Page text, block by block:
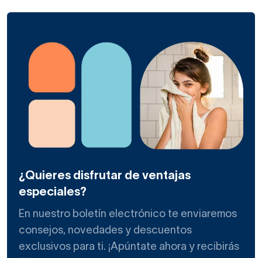
todas. Estas ofrecen una experiencia muy similar a la de un
pequeña.
Los modelos con hidromasaje siempre aportan un plus, ya
que llevan jets o salidas de agua diferentes que
proporcionan agradables masajes y burbujas durante el
baño gracias a la combinación de chorros de aire y
agua. Así, tener una bañera hidromasaje en casa es como
tener un pequeño spa donde podrás relajarte y aliviar las
Por último, son muy solicitadas también las
vintageque recrean los diseños de los baños antiguos. Se
trata de modelos con patas más o menos ornamentadas y
de formas ovaladas.Buscan crear un gran impacto
en espacios de baño de diseño.
¿Quieres disfrutar de ventajas
especiales?
En nuestro boletín electrónico te enviaremos
consejos, novedades y descuentos
exclusivos para ti. ¡Apúntate ahora y recibirás